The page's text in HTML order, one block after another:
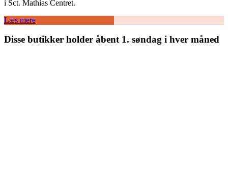
i Sct. Mathias Centret.
Læs mere
Disse butikker holder åbent 1. søndag i hver måned